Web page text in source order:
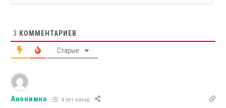
3 КОММЕНТАРИЕВ
Старые
Анонимно 4 лет назад